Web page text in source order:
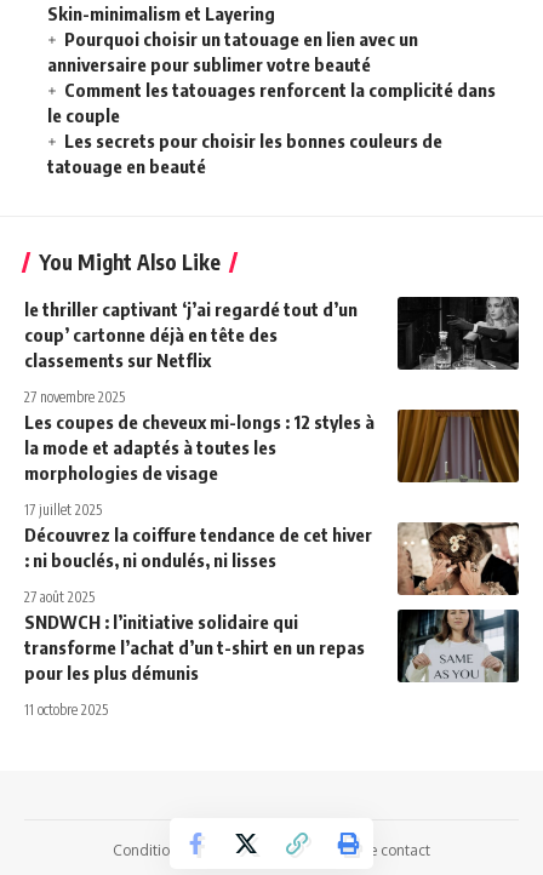
Skin-minimalism et Layering
Pourquoi choisir un tatouage en lien avec un
anniversaire pour sublimer votre beauté
Comment les tatouages renforcent la complicité dans
le couple
Les secrets pour choisir les bonnes couleurs de
tatouage en beauté
You Might Also Like
le thriller captivant ‘j’ai regardé tout d’un
coup’ cartonne déjà en tête des
classements sur Netflix
27 novembre 2025
Les coupes de cheveux mi-longs : 12 styles à
la mode et adaptés à toutes les
morphologies de visage
17 juillet 2025
Découvrez la coiffure tendance de cet hiver
: ni bouclés, ni ondulés, ni lisses
27 août 2025
SNDWCH : l’initiative solidaire qui
transforme l’achat d’un t-shirt en un repas
pour les plus démunis
11 octobre 2025
Conditions Générales d’Utilisation Page contact